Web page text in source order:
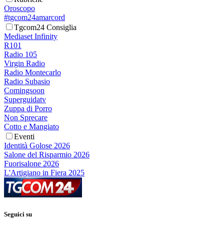
Oroscopo
#tgcom24amarcord
Tgcom24 Consiglia
Mediaset Infinity
R101
Radio 105
Virgin Radio
Radio Montecarlo
Radio Subasio
Comingsoon
Superguidatv
Zuppa di Porro
Non Sprecare
Cotto e Mangiato
Eventi
Identità Golose 2026
Salone del Risparmio 2026
Fuorisalone 2026
L'Artigiano in Fiera 2025
Seguici su